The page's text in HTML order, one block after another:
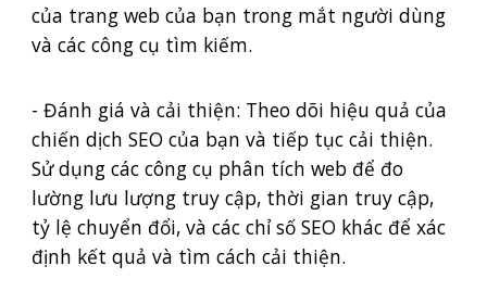
của trang web của bạn trong mắt người dùng
và các công cụ tìm kiếm.
- Đánh giá và cải thiện: Theo dõi hiệu quả của
chiến dịch SEO của bạn và tiếp tục cải thiện.
Sử dụng các công cụ phân tích web để đo
lường lưu lượng truy cập, thời gian truy cập,
tỷ lệ chuyển đổi, và các chỉ số SEO khác để xác
định kết quả và tìm cách cải thiện.